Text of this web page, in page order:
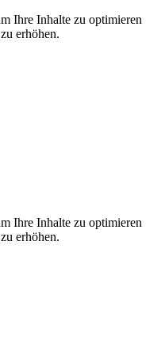
Ihre Inhalte zu optimieren
erhöhen.
Ihre Inhalte zu optimieren
erhöhen.